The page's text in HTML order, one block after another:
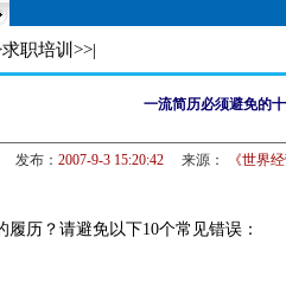
求职培训 >>|
一流简历必须避免的
发布： 2007-9-3 15:20:42来源： 《世界
历？请避免以下10个常见错误：